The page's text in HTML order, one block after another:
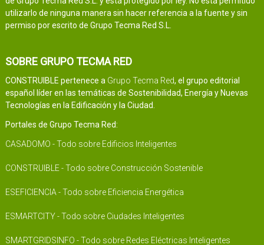
utilizarlo de ninguna manera sin hacer referencia a la fuente y sin
permiso por escrito de Grupo Tecma Red S.L.
SOBRE GRUPO TECMA RED
CONSTRUIBLE pertenece a Grupo Tecma Red, el grupo editorial
español líder en las temáticas de Sostenibilidad, Energía y Nuevas
Tecnologías en la Edificación y la Ciudad.
Portales de Grupo Tecma Red:
CASADOMO - Todo sobre Edificios Inteligentes
CONSTRUIBLE - Todo sobre Construcción Sostenible
ESEFICIENCIA - Todo sobre Eficiencia Energética
ESMARTCITY - Todo sobre Ciudades Inteligentes
SMARTGRIDSINFO - Todo sobre Redes Eléctricas Inteligentes